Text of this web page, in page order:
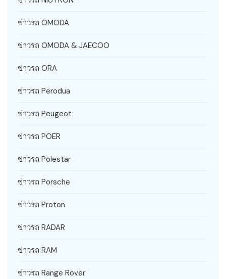
ข่าวรถ OMODA
ข่าวรถ OMODA & JAECOO
ข่าวรถ ORA
ข่าวรถ Perodua
ข่าวรถ Peugeot
ข่าวรถ POER
ข่าวรถ Polestar
ข่าวรถ Porsche
ข่าวรถ Proton
ข่าวรถ RADAR
ข่าวรถ RAM
ข่าวรถ Range Rover